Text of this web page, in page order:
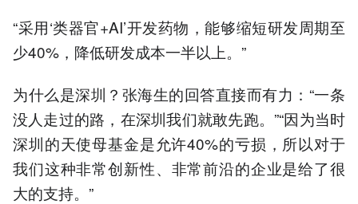
“采用‘类器官+AI’开发药物，能够缩短研发周期至
少40%，降低研发成本一半以上。”
为什么是深圳？张海生的回答直接而有力：“一条
没人走过的路，在深圳我们就敢先跑。”“因为当时
深圳的天使母基金是允许40%的亏损，所以对于
我们这种非常创新性、非常前沿的企业是给了很
大的支持。”